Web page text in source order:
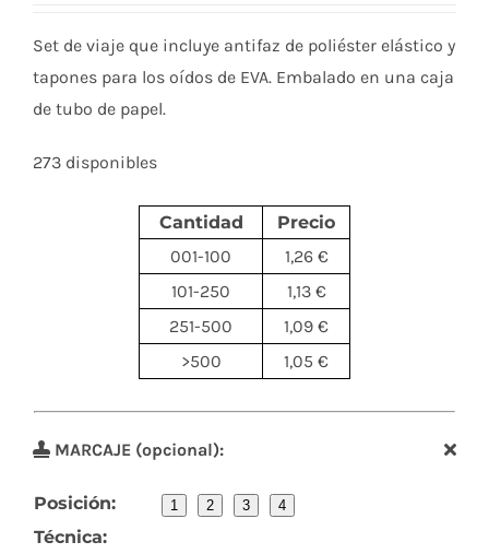
Set de viaje que incluye antifaz de poliéster elástico y
tapones para los oídos de EVA. Embalado en una caja
de tubo de papel.
273 disponibles
Cantidad
Precio
001-100
1,26 €
101-250
1,13 €
251-500
1,09 €
>500
1,05 €
MARCAJE (opcional):
Posición: 1 2 3 4
Técnica: